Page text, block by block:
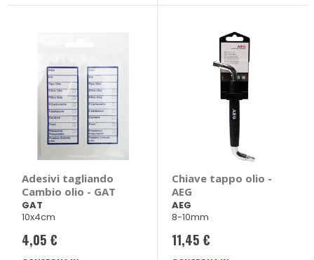
Adesivi tagliando
Cambio olio - GAT
GAT
10x4cm
4,05 €
Chiave tappo olio -
AEG
AEG
8-10mm
11,45 €